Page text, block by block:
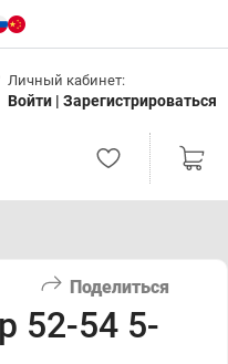
Личный кабинет:
Войти | Зарегистрироваться
Поделиться
52-54 5-